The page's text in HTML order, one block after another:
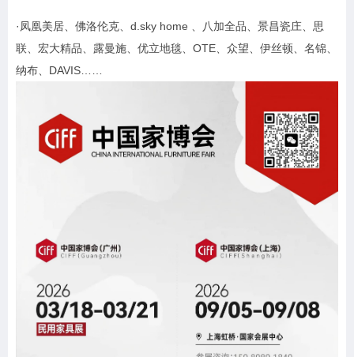
·凤凰美居、佛洛伦克、d.sky home 、八加全品、景昌瓷庄、思
联、宏大精品、露曼施、优立地毯、OTE、众望、伊丝顿、名锦、
纳布、DAVIS……